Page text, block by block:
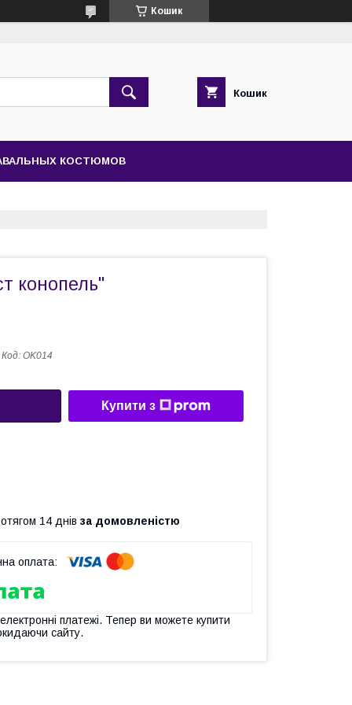
Кошик
Кошик
КОСТЮМОВ
конопель"
Код: OK014
Купити з
14 днів за домовленістю
платежі. Тепер ви можете купити
сайту.